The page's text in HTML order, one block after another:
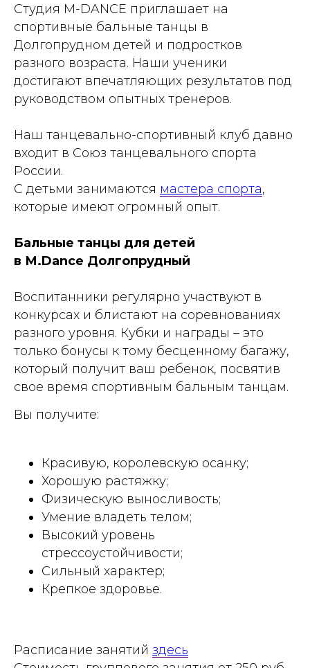
Студия M-DANCE приглашает на
спортивные бальные танцы в
Долгопрудном детей и подростков
разного возраста. Наши ученики
достигают впечатляющих результатов под
руководством опытных тренеров.
Наш танцевально-спортивный клуб давно
входит в Союз танцевального спорта
России.
С детьми занимаются мастера спорта,
которые имеют огромный опыт.
Бальные танцы для детей
в М.Dance Долгопрудный
Воспитанники регулярно участвуют в
конкурсах и блистают на соревнованиях
разного уровня. Кубки и награды – это
только бонусы к тому бесценному багажу,
который получит ваш ребенок, посвятив
свое время спортивным бальным танцам.
Вы получите:
Красивую, королевскую осанку;
Хорошую растяжку;
Физическую выносливость;
Умение владеть телом;
Высокий уровень
стрессоустойчивости;
Сильный характер;
Крепкое здоровье.
Расписание занятий здесь